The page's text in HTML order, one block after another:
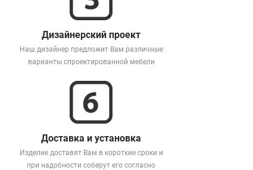
Дизайнерский проект
Наш дизайнер предложит Вам различные
варианты спроектированной мебели
Доставка и установка
Изделие доставят Вам в короткие сроки и
при надобности соберут его согласно